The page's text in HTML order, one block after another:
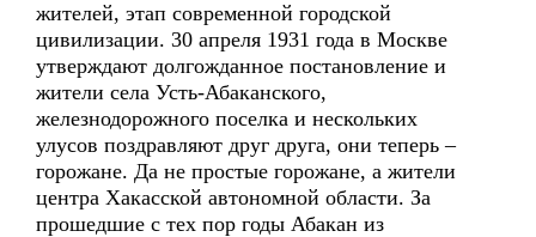
жителей, этап современной городской
цивилизации. 30 апреля 1931 года в Москве
утверждают долгожданное постановление и
жители села Усть-Абаканского,
железнодорожного поселка и нескольких
улусов поздравляют друг друга, они теперь –
горожане. Да не простые горожане, а жители
центра Хакасской автономной области. За
прошедшие с тех пор годы Абакан из